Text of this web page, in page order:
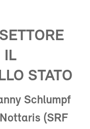
IL
STATO
Schlumpf
(SRF